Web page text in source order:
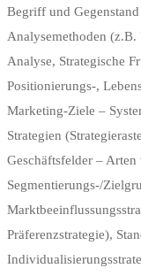
Begriff und
Analysemethoden
Analyse, Strategische
Positionierungs-,
Marketing-Ziele –
Strategien
Geschäftsfelder –
Segmentierungs-/
Präferenzstrategie),